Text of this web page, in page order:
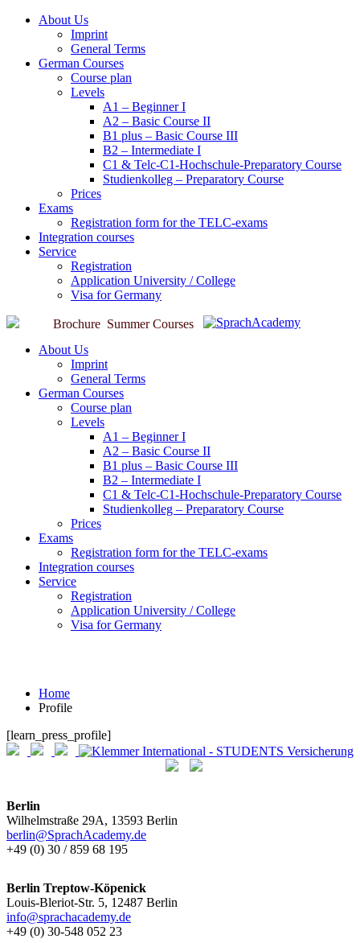
About Us
Imprint
General Terms
German Courses
Course plan
Levels
A1 – Beginner I
A2 – Basic Course II
B1 plus – Basic Course III
B2 – Intermediate I
C1 & Telc-C1-Hochschule-Preparatory Course
Studienkolleg – Preparatory Course
Prices
Exams
Registration form for the TELC-exams
Integration courses
Service
Registration
Application University / College
Visa for Germany
Brochure Summer Courses
About Us
Imprint
General Terms
German Courses
Course plan
Levels
A1 – Beginner I
A2 – Basic Course II
B1 plus – Basic Course III
B2 – Intermediate I
C1 & Telc-C1-Hochschule-Preparatory Course
Studienkolleg – Preparatory Course
Prices
Exams
Registration form for the TELC-exams
Integration courses
Service
Registration
Application University / College
Visa for Germany
Home
Profile
[learn_press_profile]
Berlin
Wilhelmstraße 29A, 13593 Berlin
berlin@SprachAcademy.de
+49 (0) 30 / 859 68 195
Berlin Treptow-Köpenick
Louis-Bleriot-Str. 5, 12487 Berlin
info@sprachacademy.de
+49 (0) 30-548 052 23